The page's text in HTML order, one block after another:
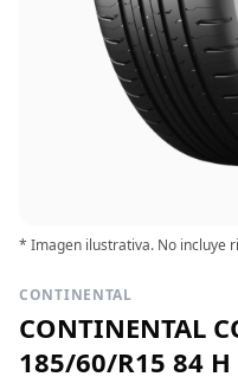
* Imagen ilustrativa. No incluye
CONTINENTAL
CONTINENTAL
185/60/R15 84 H